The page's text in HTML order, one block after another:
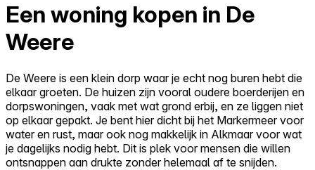
Een woning kopen in De
Weere
De Weere is een klein dorp waar je echt nog buren hebt die
elkaar groeten. De huizen zijn vooral oudere boerderijen en
dorpswoningen, vaak met wat grond erbij, en ze liggen niet
op elkaar gepakt. Je bent hier dicht bij het Markermeer voor
water en rust, maar ook nog makkelijk in Alkmaar voor wat
je dagelijks nodig hebt. Dit is plek voor mensen die willen
ontsnappen aan drukte zonder helemaal af te snijden.